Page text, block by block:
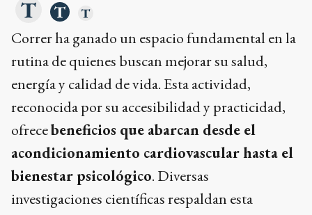
Correr ha ganado un espacio fundamental en la
rutina de quienes buscan mejorar su salud,
energía y calidad de vida. Esta actividad,
reconocida por su accesibilidad y practicidad,
ofrecebeneficios que abarcan desde el
acondicionamiento cardiovascular hasta el
bienestar psicológico. Diversas
investigaciones científicas respaldan esta